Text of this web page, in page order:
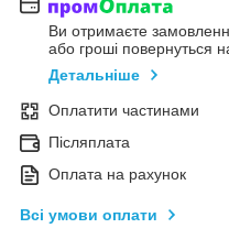
Ви отримаєте
або гроші повернуться
Детальніше
Оплатити частинами
Післяплата
Оплата на рахунок
Всі умови оплати